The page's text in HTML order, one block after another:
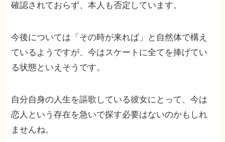
確認されておらず、本人も否定しています。
今後については「その時が来れば」と自然体で構え
ているようですが、今はスケートに全てを捧げてい
る状態といえそうです。
自分自身の人生を謳歌している彼女にとって、今は
恋人という存在を急いで探す必要はないのかもしれ
ませんね。